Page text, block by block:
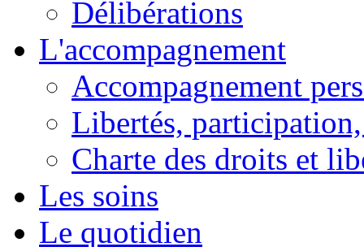
Délibérations
L'accompagnement
Accompagnement
Libertés,
Charte des droits et
Les soins
Le quotidien